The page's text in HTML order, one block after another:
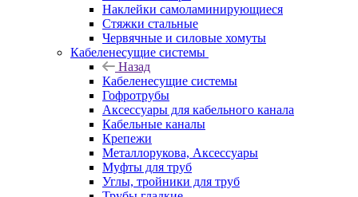
Наклейки самоламинирующиеся
Стяжки стальные
Червячные и силовые хомуты
Кабеленесущие системы
Назад
Кабеленесущие системы
Гофротрубы
Аксессуары для кабельного канала
Кабельные каналы
Крепежи
Металлорукова, Аксессуары
Муфты для труб
Углы, тройники для труб